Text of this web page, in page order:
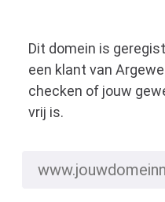
Dit domein is
een klant van
checken of jouw
vrij is.